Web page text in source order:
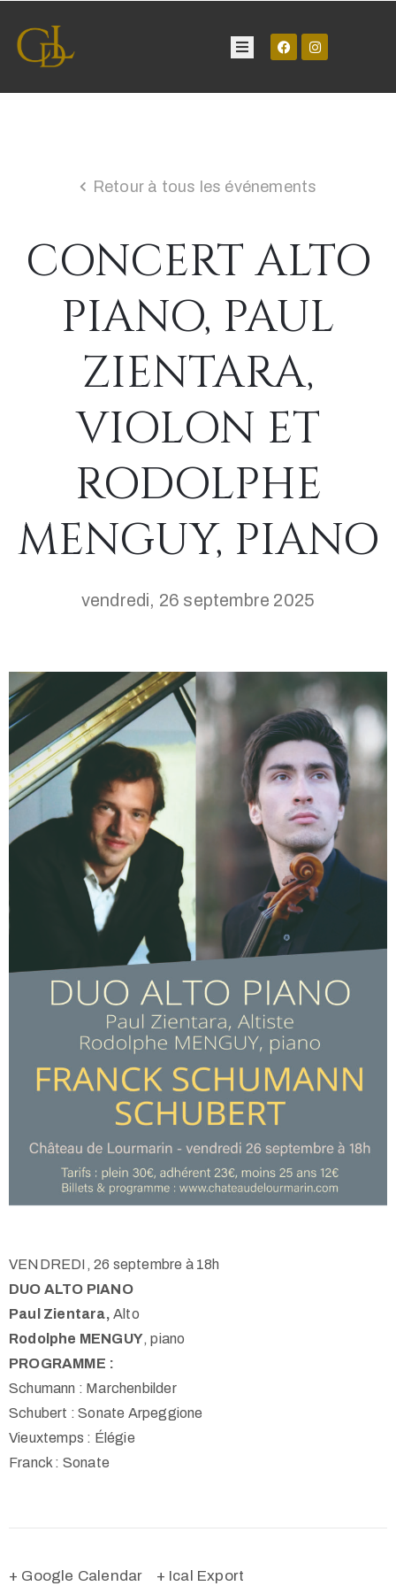
Manifestations
Contact
Retour à tous les événements
CONCERT ALTO
PIANO, PAUL
ZIENTARA,
VIOLON ET
RODOLPHE
MENGUY, PIANO
vendredi, 26 septembre 2025
VENDREDI, 26 septembre à 18h
DUO ALTO PIANO
Paul Zientara, Alto
Rodolphe MENGUY, piano
PROGRAMME :
Schumann : Marchenbilder
Schubert : Sonate Arpeggione
Vieuxtemps : Élégie
Franck : Sonate
+ Google Calendar + Ical Export